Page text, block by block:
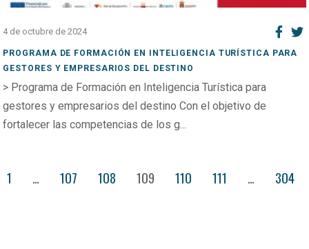
4 de octubre de 2024
PROGRAMA DE FORMACIÓN EN INTELIGENCIA TURÍSTICA PARA
GESTORES Y EMPRESARIOS DEL DESTINO
> Programa de Formación en Inteligencia Turística para
gestores y empresarios del destino Con el objetivo de
fortalecer las competencias de los g...
1 … 107 108 109 110 111 … 304